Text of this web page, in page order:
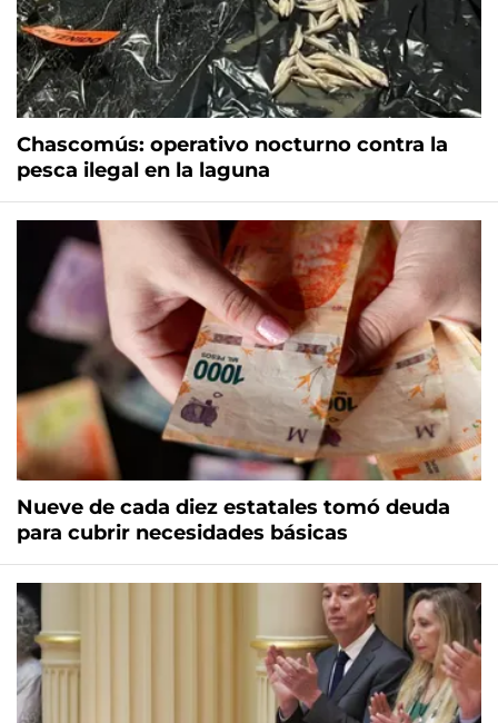
Chascomús: operativo nocturno contra la
pesca ilegal en la laguna
Nueve de cada diez estatales tomó deuda
para cubrir necesidades básicas